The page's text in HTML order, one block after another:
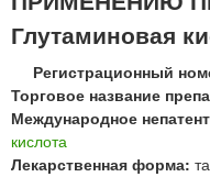
б
л
е
т
к
д
Глутаминовая
Регистрационный
Торговое название
Международное
кислота
Лекарственная форма: